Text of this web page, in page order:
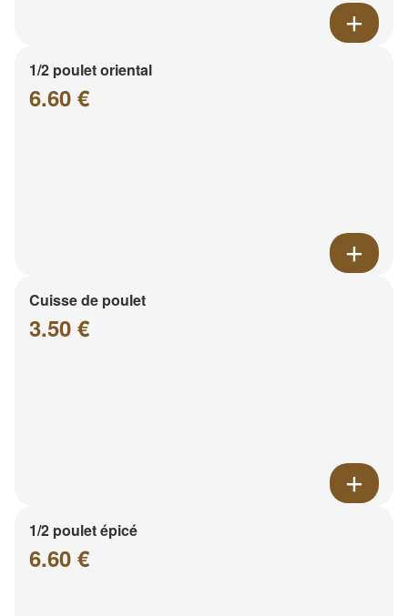
1/2 poulet oriental
6.60 €
Cuisse de poulet
3.50 €
1/2 poulet épicé
6.60 €